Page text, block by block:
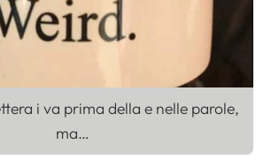
i va prima della e nelle parole,
ma…